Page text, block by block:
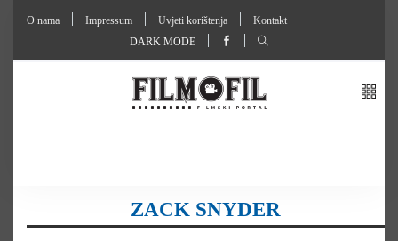
O nama Impressum Uvjeti korištenja
Kontakt
DARK MODE
ZACK SNYDER